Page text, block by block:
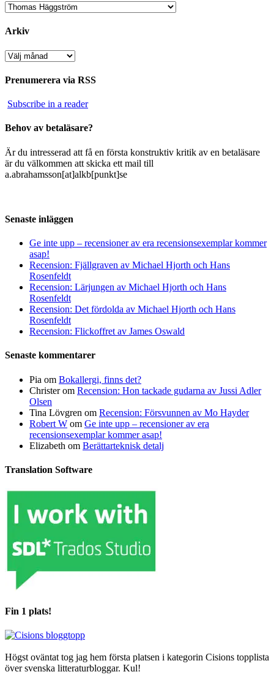
Kategorier
Arkiv
Arkiv
Prenumerera via RSS
Subscribe in a reader
Behov av betaläsare?
Är du intresserad att få en första konstruktiv kritik av en betaläsare
är du välkommen att skicka ett mail till
a.abrahamsson[at]alkb[punkt]se
Senaste inläggen
Ge inte upp – recensioner av era recensionsexemplar kommer
asap!
Recension: Fjällgraven av Michael Hjorth och Hans
Rosenfeldt
Recension: Lärjungen av Michael Hjorth och Hans
Rosenfeldt
Recension: Det fördolda av Michael Hjorth och Hans
Rosenfeldt
Recension: Flickoffret av James Oswald
Senaste kommentarer
Pia om Bokallergi, finns det?
Christerom Recension: Hon tackade gudarna av Jussi Adler
Olsen
Tina Lövgren om Recension: Försvunnen av Mo Hayder
Robert W om Ge inte upp – recensioner av era
recensionsexemplar kommer asap!
Elizabeth om Berättarteknisk detalj
Translation Software
Fin 1 plats!
Högst oväntat tog jag hem första platsen i kategorin Cisions topplista
över svenska litteraturbloggar. Kul!